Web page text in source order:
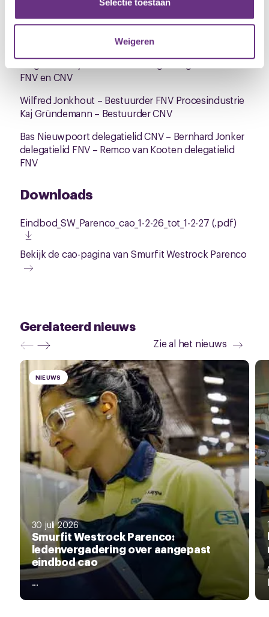
verzameld op basis van uw gebruik van hun services.
U kunt uw toestemming op elk moment wijzigen of
intrekken via de
cookieverklaringof door te klikken op
pagina.
Weigeren
We zien jullie graag op dinsdag 26 mei in MR1. Jouw
stem bepaalt onze vervolgstappen!
Met vriendelijke groet,
De gezamenlijke onderhandelingsdelegaties van
FNV en CNV
Wilfred Jonkhout – Bestuurder FNV Procesindustrie
Kaj Gründemann – Bestuurder CNV
Bas Nieuwpoort delegatielid CNV – Bernhard Jonker
delegatielid FNV – Remco van Kooten delegatielid
FNV
Downloads
Eindbod_SW_Parenco_cao_1-2-26_tot_1-2-27 (.pdf)
Bekijk de cao-pagina van Smurfit Westrock Parenco
Gerelateerd nieuws
Zie al het nieuws
NIEUWS
30 juli 2026
Smurfit Westrock Parenco:
ledenvergadering over aangepast
eindbod cao
...